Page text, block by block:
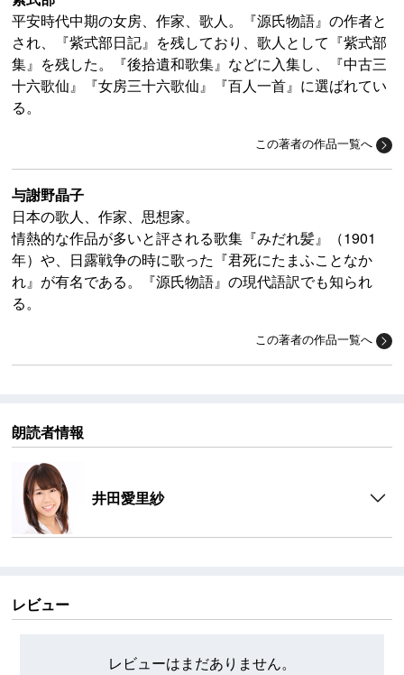
平安時代中期の女房、作家、歌人。『源氏物語』の作者と
され、『紫式部日記』を残しており、歌人として『紫式部
集』を残した。『後拾遺和歌集』などに入集し、『中古三
十六歌仙』『女房三十六歌仙』『百人一首』に選ばれてい
る。
この著者の作品一覧へ
与謝野晶子
日本の歌人、作家、思想家。
情熱的な作品が多いと評される歌集『みだれ髪』（1901
年）や、日露戦争の時に歌った『君死にたまふことなか
れ』が有名である。『源氏物語』の現代語訳でも知られ
る。
この著者の作品一覧へ
朗読者情報
井田愛里紗
レビュー
レビューはまだありません。